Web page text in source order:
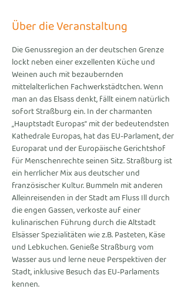
Über die Veranstaltung
Die Genussregion an der deutschen Grenze
lockt neben einer exzellenten Küche und
Weinen auch mit bezaubernden
mittelalterlichen Fachwerkstädtchen. Wenn
man an das Elsass denkt, fällt einem natürlich
sofort Straßburg ein. In der charmanten
„Hauptstadt Europas“ mit der bedeutendsten
Kathedrale Europas, hat das EU-Parlament, der
Europarat und der Europäische Gerichtshof
für Menschenrechte seinen Sitz. Straßburg ist
ein herrlicher Mix aus deutscher und
französischer Kultur. Bummeln mit anderen
Alleinreisenden in der Stadt am Fluss Ill durch
die engen Gassen, verkoste auf einer
kulinarischen Führung durch die Altstadt
Elsässer Spezialitäten wie z.B. Pasteten, Käse
und Lebkuchen. Genieße Straßburg vom
Wasser aus und lerne neue Perspektiven der
Stadt, inklusive Besuch das EU-Parlaments
kennen.